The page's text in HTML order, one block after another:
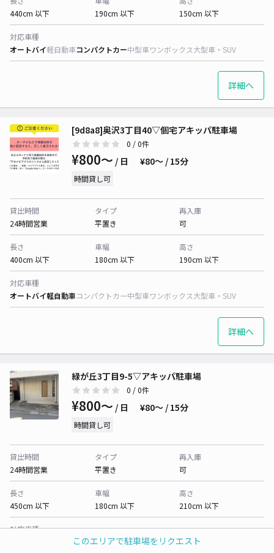
このエリアで駐車場をリクエスト
440cm 以下
190cm 以下
150cm 以下
対応車種
オートバイ軽自動車コンパクトカー中型車ワンボックス大型車・SUV
詳細へ
[9d8a8]奥沢3丁目40▽個宅アキッパ駐車場
0 / 0件
¥800〜 / 日 ¥80〜 / 15分
時間貸し可
貸出時間
24時間営業
タイプ
平置き
再入庫
可
長さ
400cm 以下
車幅
180cm 以下
高さ
190cm 以下
対応車種
オートバイ軽自動車コンパクトカー中型車ワンボックス大型車・SUV
詳細へ
緑が丘3丁目9-5▽アキッパ駐車場
0 / 0件
¥800〜 / 日 ¥80〜 / 15分
時間貸し可
貸出時間
24時間営業
タイプ
平置き
再入庫
可
長さ
450cm 以下
車幅
180cm 以下
高さ
210cm 以下
対応車種
軽自動車コンパクトカー中型車ワンボックス 大型車・SUV